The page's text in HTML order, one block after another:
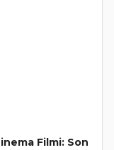
Filmi: Son